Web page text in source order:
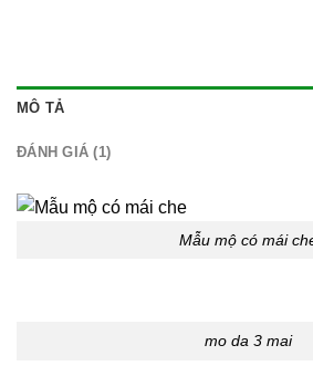
MÔ TẢ
ĐÁNH GIÁ (1)
Mẫu mộ có mái
mo da 3 mai